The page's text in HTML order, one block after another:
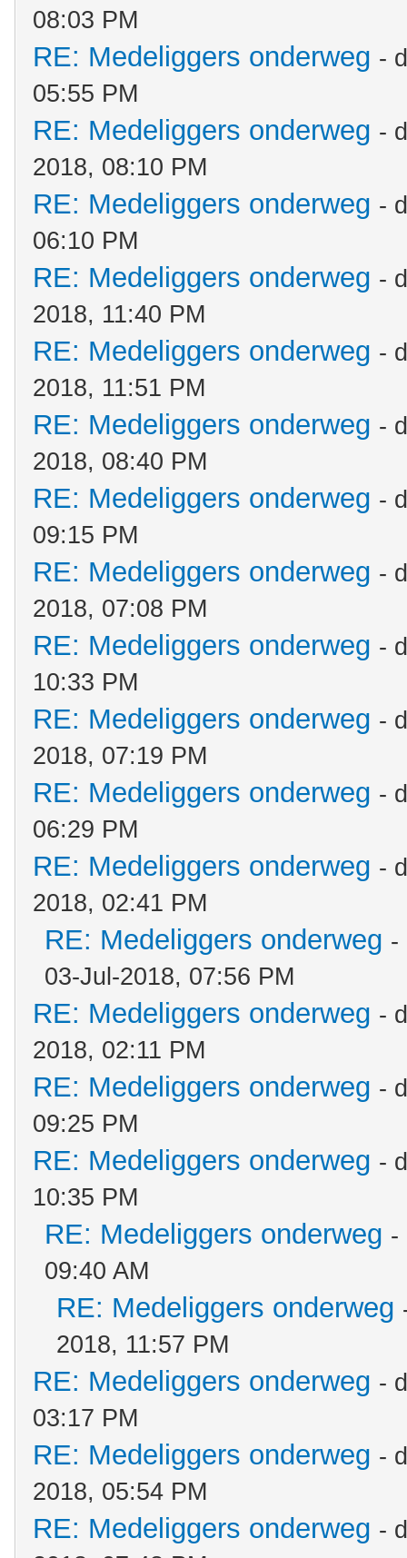
08:03 PM
RE: Medeliggers onderweg -
05:55 PM
RE: Medeliggers onderweg -
2018, 08:10 PM
RE: Medeliggers onderweg -
06:10 PM
RE: Medeliggers onderweg -
2018, 11:40 PM
RE: Medeliggers onderweg -
2018, 11:51 PM
RE: Medeliggers onderweg -
2018, 08:40 PM
RE: Medeliggers onderweg -
09:15 PM
RE: Medeliggers onderweg -
2018, 07:08 PM
RE: Medeliggers onderweg -
10:33 PM
RE: Medeliggers onderweg -
2018, 07:19 PM
RE: Medeliggers onderweg -
06:29 PM
RE: Medeliggers onderweg -
2018, 02:41 PM
RE: Medeliggers onderweg -
03-Jul-2018, 07:56 PM
RE: Medeliggers onderweg -
2018, 02:11 PM
RE: Medeliggers onderweg -
09:25 PM
RE: Medeliggers onderweg -
10:35 PM
RE: Medeliggers onderweg -
09:40 AM
RE: Medeliggers onderweg
2018, 11:57 PM
RE: Medeliggers onderweg -
03:17 PM
RE: Medeliggers onderweg -
2018, 05:54 PM
RE: Medeliggers onderweg -